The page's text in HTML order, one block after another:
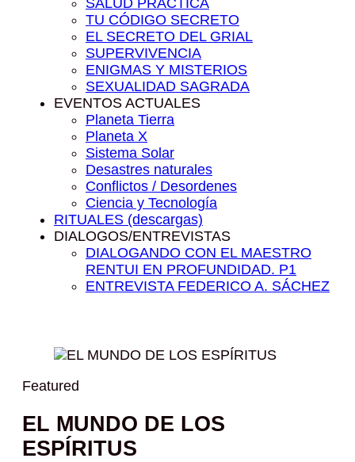
SALUD PRÁCTICA
TU CÓDIGO SECRETO
EL SECRETO DEL GRIAL
SUPERVIVENCIA
ENIGMAS Y MISTERIOS
SEXUALIDAD SAGRADA
EVENTOS ACTUALES
Planeta Tierra
Planeta X
Sistema Solar
Desastres naturales
Conflictos / Desordenes
Ciencia y Tecnología
RITUALES (descargas)
DIALOGOS/ENTREVISTAS
DIALOGANDO CON EL MAESTRO
RENTUI EN PROFUNDIDAD. P1
ENTREVISTA FEDERICO A. SÁCHEZ
Featured
EL MUNDO DE LOS
ESPÍRITUS